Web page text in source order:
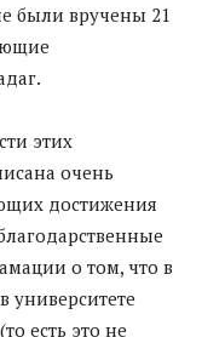
были вручены 21
этих
очень
достижения
о том, что в
университете
есть это не